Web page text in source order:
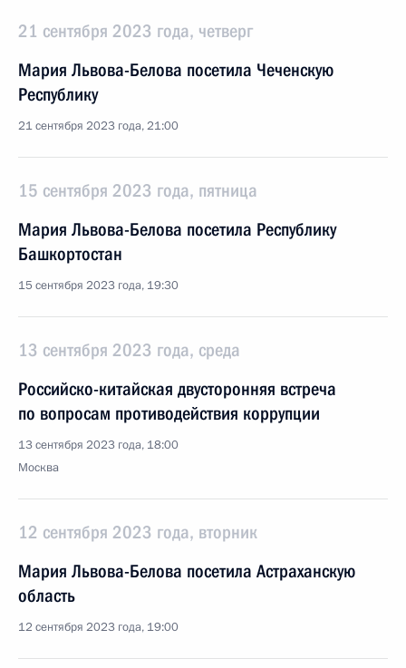
21 сентября 2023 года, четверг
Мария Львова-Белова посетила Чеченскую
Республику
21 сентября 2023 года, 21:00
15 сентября 2023 года, пятница
Мария Львова-Белова посетила Республику
Башкортостан
15 сентября 2023 года, 19:30
13 сентября 2023 года, среда
Российско-китайская двусторонняя встреча
по вопросам противодействия коррупции
13 сентября 2023 года, 18:00
Москва
12 сентября 2023 года, вторник
Мария Львова-Белова посетила Астраханскую
область
12 сентября 2023 года, 19:00